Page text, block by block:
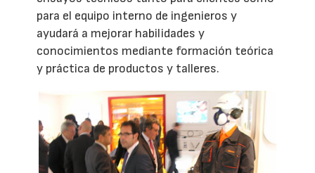
para el equipo interno de ingenieros y
ayudará a mejorar habilidades y
conocimientos mediante formación teórica
y práctica de productos y talleres.